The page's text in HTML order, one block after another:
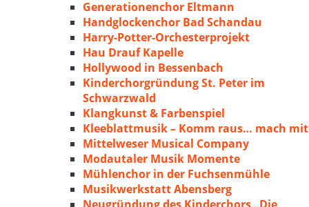
Generationenchor Eltmann
Handglockenchor Bad Schandau
Harry-Potter-Orchesterprojekt
Hau Drauf Kapelle
Hollywood in Bessenbach
Kinderchorgründung St. Peter im
Schwarzwald
Klangkunst & Farbenspiel
Kleeblattmusik – Komm raus… mach mit
Mittelweser Musical Company
Modautaler Musik Momente
Mühlenchor in der Fuchsenmühle
Musikwerkstatt Abensberg